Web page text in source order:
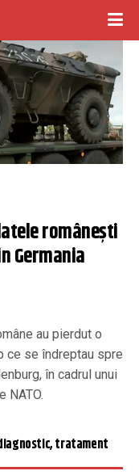
românești
Germania
au pierdut o
ce se îndreptau spre
în cadrul unui
NATO.
tratament